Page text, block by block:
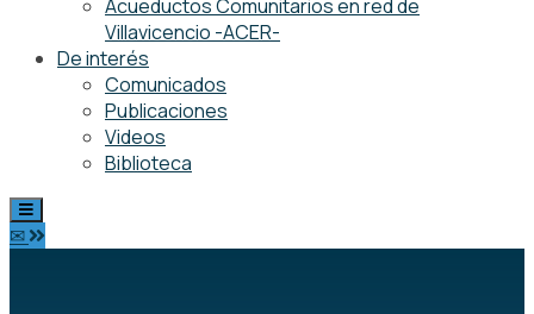
Acueductos Comunitarios en red de
Villavicencio -ACER-
De interés
Comunicados
Publicaciones
Videos
Biblioteca
✉